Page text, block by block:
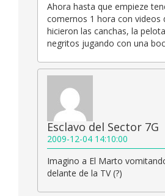
Ahora hasta que empieze
comernos 1 hora con videos
hicieron las canchas, la
negritos jugando con una
Esclavo del Sector 7G
2009-12-04 14:10:00
Imagino a El Marto
delante de la TV (?)